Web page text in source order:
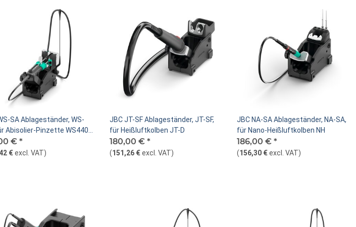
SA Ablageständer, WS-
Abisolier-Pinzette WS440-
€ *
€excl. VAT)
JBC JT-SF Ablageständer, JT-SF,
für Heißluftkolben JT-D
180,00 € *
(151,26 €excl. VAT)
JBC NA-SA Ablageständer, NA-SA,
für Nano-Heißluftkolben NH
186,00 € *
(156,30 €excl. VAT)